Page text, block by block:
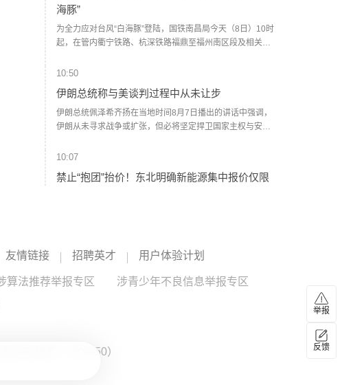
海豚”
为全力应对台风“白海豚”登陆，国铁南昌局今天（8日）10时
起，在管内衢宁铁路、杭深铁路福鼎至福州南区段及相关支
雷达图等技术手段，实时掌握降雨趋势和台风路径，及时对
溪K8748次、洛阳至福州K32次等旅客列车。已购买停运列车
车票的旅客，可于票面乘车日期起30日内（含当日）通过
12306网站、App或车站窗口免费办理退票手续。（央视新
10:50
伊朗总统称与美谈判过程中从未让步
伊朗总统佩泽希齐扬在当地时间8月7日播出的讲话中强调，
伊朗从未寻求战争或扩张，但必将坚定捍卫国家主权与安
吁伊斯兰国家加强团结与信任。谈及伊美停火谅解备忘录，
统特朗普签署以确保履行，但美方在24小时内改变了立场。
10:07
禁止“抱团”抬价！东北明确新能源集中报价仅限
场报价行为作出系统性规范。其中明确，原则上仅允许同一
同一省的新能源发电企业进行集中报价，禁止跨集团、跨省
10:04
中国东方电气集团原党组副书记、董事宋致远被
友情链接 招聘英才 用户体验计划
算法推荐举报专区
涉青少年不良信息举报专区
证书编号：ZX0050）
举报
反馈